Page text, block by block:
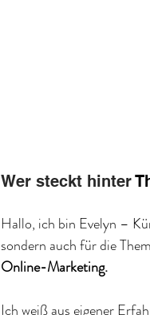
Wer steckt hinter
Hallo, ich bin Evelyn –
sondern auch für die
Online-Marketing.
Ich weiß aus eigener